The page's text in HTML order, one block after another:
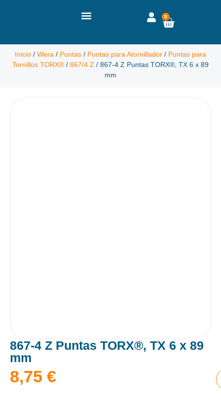
0
Inicio / Wera / Puntas / Puntas para Atornillador / Puntas para
Tornillos TORX® / 867/4 Z / 867-4 Z Puntas TORX®, TX 6 x 89
mm
867-4 Z Puntas TORX®, TX 6 x 89
mm
8,75 €